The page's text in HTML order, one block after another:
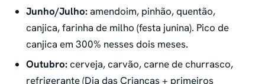
Junho/Julho:amendoim, pinhão, quentão,
canjica, farinha de milho (festa junina). Pico de
canjica em 300% nesses dois meses.
Outubro:cerveja, carvão, carne de churrasco,
refrigerante (Dia das Crianças + primeiros